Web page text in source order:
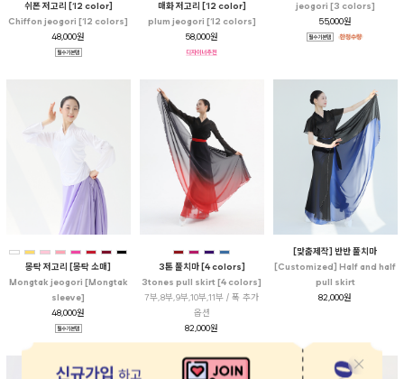
쉬폰 저고리 [12 color]
Chiffon jeogori [12 colors]
48,000원
매화 저고리 [12 color]
plum jeogori [12 colors]
58,000원
jeogori [3 colors]
55,000원
몽탁 저고리 [몽탁 소매]
Mongtak jeogori [Mongtak
sleeve]
48,000원
3톤 풀치마 [4 colors]
3tones pull skirt [4 colors]
7부,8부,9부,10부,11부 / 폭 추가
옵션
82,000원
[맞춤제작] 반반 풀치마
[Customized] Half and half
pull skirt
82,000원